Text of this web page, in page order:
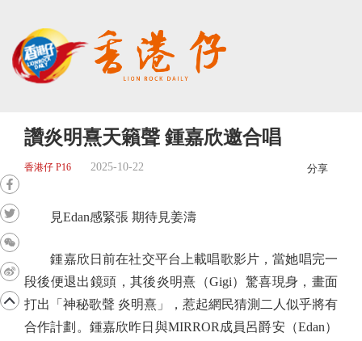
讚炎明熹天籟聲 鍾嘉欣邀合唱
香港仔 P16 2025-10-22 分享
見Edan感緊張 期待見姜濤
鍾嘉欣日前在社交平台上載唱歌影片，當她唱完一
段後便退出鏡頭，其後炎明熹（Gigi）驚喜現身，畫面
打出「神秘歌聲 炎明熹」，惹起網民猜測二人似乎將有
合作計劃。鍾嘉欣昨日與MIRROR成員呂爵安（Edan）